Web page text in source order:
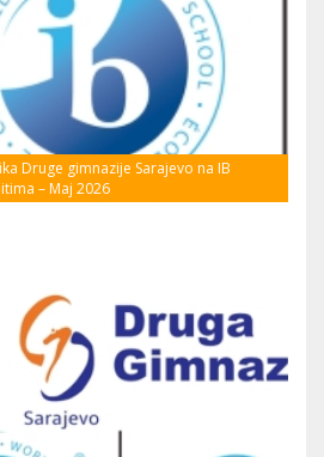
Druge gimnazije Sarajevo na IB
– Maj 2026